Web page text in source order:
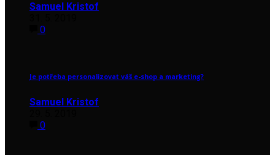
Samuel Kristof
0
Je potřeba personalizovat váš e-shop a marketing?
Samuel Kristof
0